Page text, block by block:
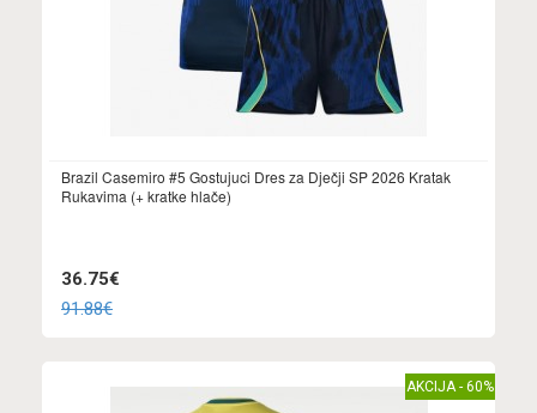
Brazil Casemiro #5 Gostujuci Dres za Dječji SP 2026 Kratak
Rukavima (+ kratke hlače)
36.75€
91.88€
AKCIJA - 60%